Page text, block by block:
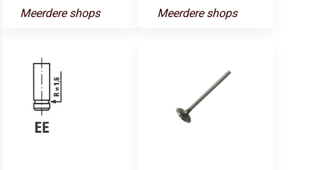
Meerdere shops
Meerdere shops